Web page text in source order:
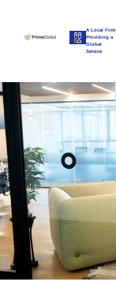
A Local Firm
Providing a
Global
Service